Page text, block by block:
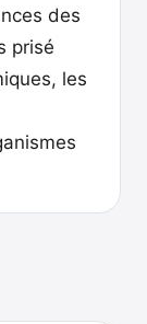
des
prisé
les